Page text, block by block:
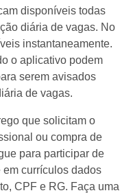
disponíveis todas
diária de vagas. No
instantaneamente.
o aplicativo podem
serem avisados
de vagas.
que solicitam o
ou compra de
para participar de
currículos dados
CPF e RG. Faça uma